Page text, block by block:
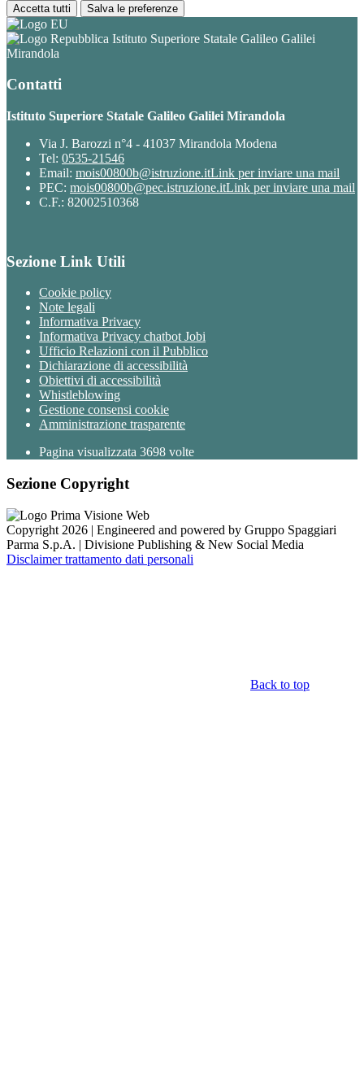
Accetta tutti Salva le preferenze
Istituto Superiore Statale Galileo Galilei
Mirandola
Contatti
Istituto Superiore Statale Galileo Galilei Mirandola
Via J. Barozzi n°4 - 41037 Mirandola Modena
Tel: 0535-21546
Email: mois00800b@istruzione.itLink per inviare una mail
PEC: mois00800b@pec.istruzione.itLink per inviare una mail
C.F.: 82002510368
Sezione Link Utili
Cookie policy
Note legali
Informativa Privacy
Informativa Privacy chatbot Jobi
Ufficio Relazioni con il Pubblico
Dichiarazione di accessibilità
Obiettivi di accessibilità
Whistleblowing
Gestione consensi cookie
Amministrazione trasparente
Pagina visualizzata 3698 volte
Sezione Copyright
Copyright 2026 | Engineered and powered by Gruppo Spaggiari
Parma S.p.A. | Divisione Publishing & New Social Media
Disclaimer trattamento dati personali
Back to top